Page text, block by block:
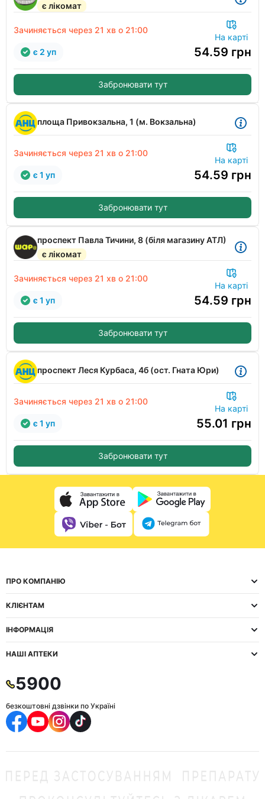
є лікомат
Зачиняється через 21 хв о 21:00
На карті
54.59 грн
є 2 уп
Забронювати тут
площа Привокзальна, 1 (м. Вокзальна)
Зачиняється через 21 хв о 21:00
На карті
54.59 грн
є 1 уп
Забронювати тут
проспект Павла Тичини, 8 (біля магазину АТЛ)
є лікомат
Зачиняється через 21 хв о 21:00
На карті
54.59 грн
є 1 уп
Забронювати тут
проспект Леся Курбаса, 4б (ост. Гната Юри)
Зачиняється через 21 хв о 21:00
На карті
55.01 грн
є 1 уп
Забронювати тут
ПРО КОМПАНІЮ
КЛІЄНТАМ
ІНФОРМАЦІЯ
НАШІ АПТЕКИ
5900
безкоштовні дзвінки по Україні